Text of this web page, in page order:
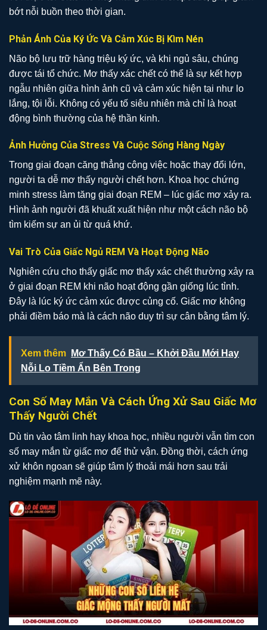
bớt nỗi buồn theo thời gian.
Phản Ánh Của Ký Ức Và Cảm Xúc Bị Kìm Nén
Não bộ lưu trữ hàng triệu ký ức, và khi ngủ sâu, chúng
được tái tổ chức. Mơ thấy xác chết có thể là sự kết hợp
ngẫu nhiên giữa hình ảnh cũ và cảm xúc hiện tại như lo
lắng, tội lỗi. Không có yếu tố siêu nhiên mà chỉ là hoạt
động bình thường của hệ thần kinh.
Ảnh Hưởng Của Stress Và Cuộc Sống Hàng Ngày
Trong giai đoạn căng thẳng công việc hoặc thay đổi lớn,
người ta dễ mơ thấy người chết hơn. Khoa học chứng
minh stress làm tăng giai đoạn REM – lúc giấc mơ xảy ra.
Hình ảnh người đã khuất xuất hiện như một cách não bộ
tìm kiếm sự an ủi từ quá khứ.
Vai Trò Của Giấc Ngủ REM Và Hoạt Động Não
Nghiên cứu cho thấy giấc mơ thấy xác chết thường xảy ra
ở giai đoạn REM khi não hoạt động gần giống lúc tỉnh.
Đây là lúc ký ức cảm xúc được củng cố. Giấc mơ không
phải điềm báo mà là cách não duy trì sự cân bằng tâm lý.
Xem thêm
Mơ Thấy Có Bầu – Khởi Đầu Mới Hay
Nỗi Lo Tiềm Ẩn Bên Trong
Con Số May Mắn Và Cách Ứng Xử Sau Giấc Mơ
Thấy Người Chết
Dù tin vào tâm linh hay khoa học, nhiều người vẫn tìm con
số may mắn từ giấc mơ để thử vận. Đồng thời, cách ứng
xử khôn ngoan sẽ giúp tâm lý thoải mái hơn sau trải
nghiệm mạnh mẽ này.